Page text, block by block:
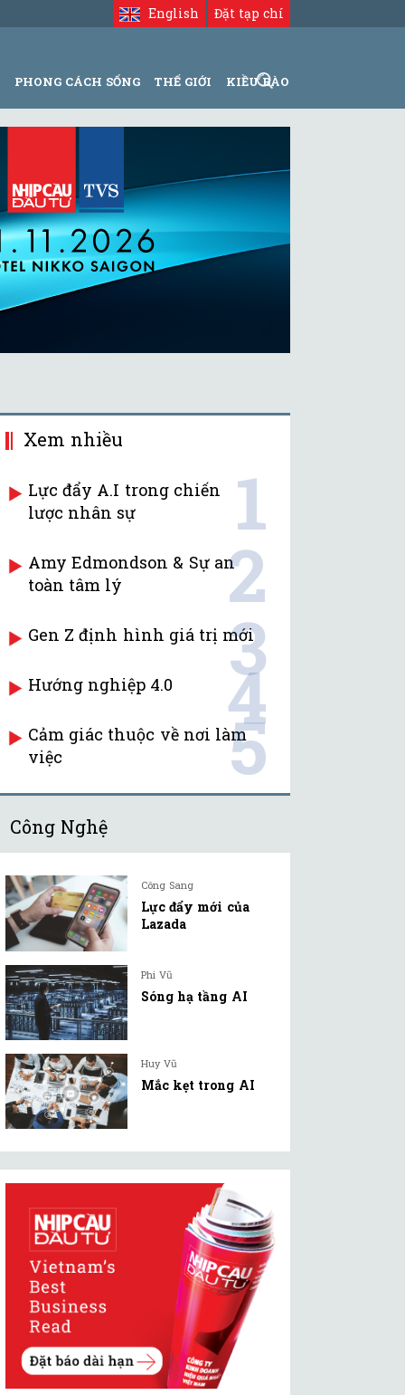
Đặt tạp chí
English
PHONG CÁCH SỐNG THẾ GIỚI KIỀU BÀO
Xem nhiều
Lực đẩy A.I trong chiến
lược nhân sự
1
Amy Edmondson & Sự an
toàn tâm lý
2
Gen Z định hình giá trị mới
3
Hướng nghiệp 4.0 4
Cảm giác thuộc về nơi làm
việc
5
Công Nghệ
Công Sang
Lực đẩy mới của
Lazada
Phi Vũ
Sóng hạ tầng AI
Huy Vũ
Mắc kẹt trong AI